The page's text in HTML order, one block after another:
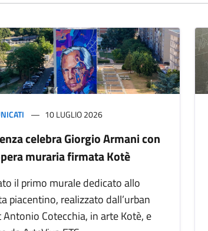
10 LUGLIO 2026
celebra Giorgio Armani con
muraria firmata Kotè
il primo murale dedicato allo
piacentino, realizzato dall’urban
Cotecchia, in arte Kotè, e